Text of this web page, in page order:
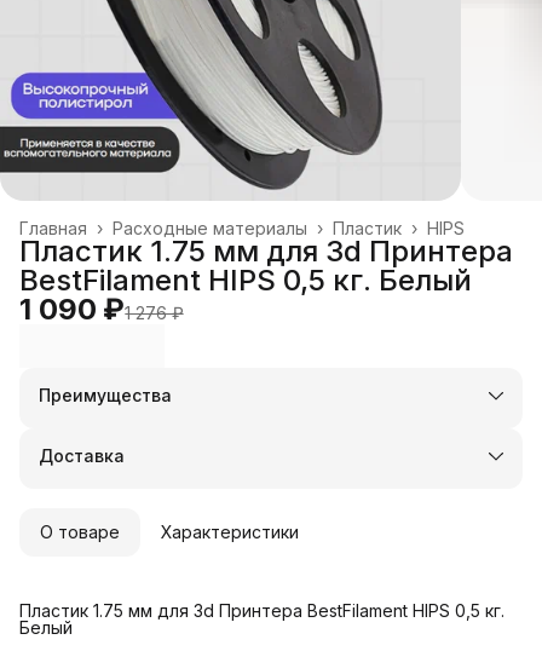
HIPS
Пластик ›
Расходные материалы ›
Главная ›
Пластик 1.75 мм для 3d Принтера
BestFilament HIPS 0,5 кг. Белый
1 090 ₽1 276 ₽
Преимущества
Оплата частями в Сплит
Удобный возврат
Доставка
О товаре Характеристики
Пластик 1.75 мм для 3d Принтера BestFilament HIPS 0,5 кг.
Белый